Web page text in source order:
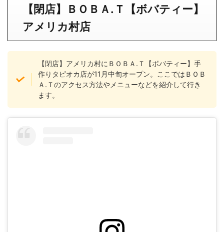
【閉店】ＢＯＢＡ.Ｔ【ボバティー】
アメリカ村店
【閉店】アメリカ村にＢＯＢＡ.Ｔ【ボバティー】手
作りタピオカ店が11月中旬オープン。ここではＢＯＢ
Ａ.Ｔのアクセス方法やメニューなどを紹介して行き
ます。